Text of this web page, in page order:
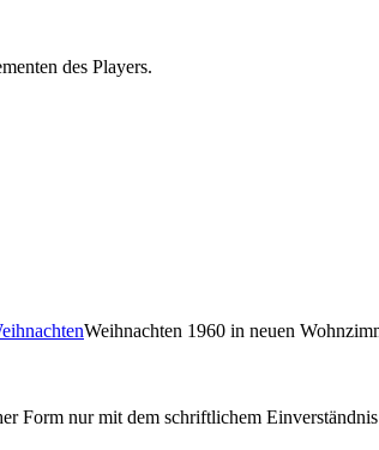
des Players.
Weihnachten 1960 in neuen
Form nur mit dem schriftlichem